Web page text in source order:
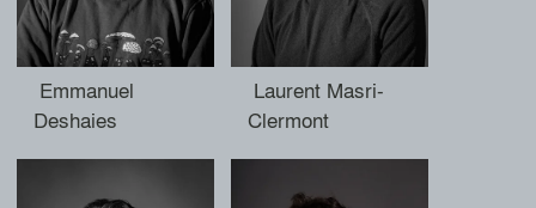
Emmanuel
Deshaies
Laurent Masri-
Clermont